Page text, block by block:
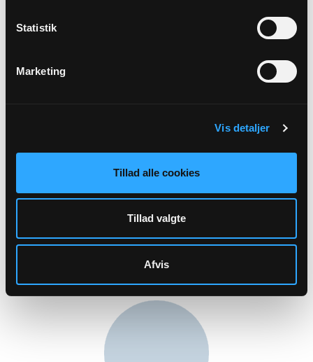
Statistik
Marketing
Vis detaljer
Tillad alle cookies
Tillad valgte
Afvis
Graver
40865335